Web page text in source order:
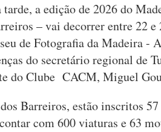
tarde, a edição de 2026 do
– vai decorrer entre 22 e
de Fotografia da Madeira -
do secretário regional de
do Clube CACM, Miguel
Barreiros, estão inscritos
com 600 viaturas e 63